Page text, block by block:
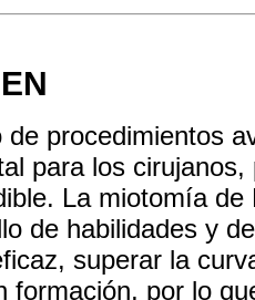
de procedimientos
para los
La miotomía
de habilidades y
superar la
formación, por lo